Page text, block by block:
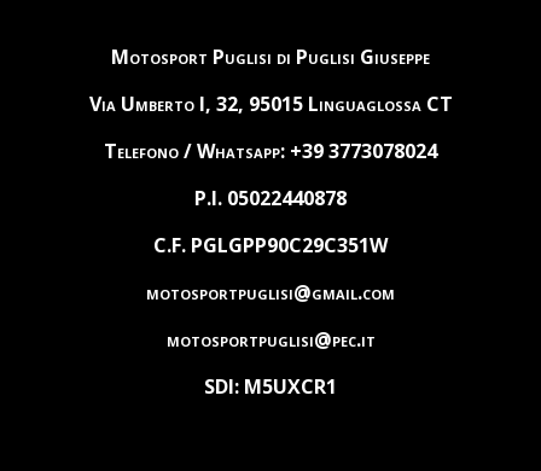
Motosport Puglisi di Puglisi Giuseppe
Via Umberto I, 32, 95015 Linguaglossa CT
Telefono / Whatsapp: +39 3773078024
P.I. 05022440878
C.F. PGLGPP90C29C351W
motosportpuglisi@gmail.com
motosportpuglisi@pec.it
SDI: M5UXCR1